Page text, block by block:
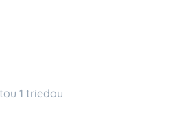
1 triedou